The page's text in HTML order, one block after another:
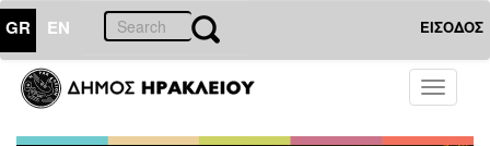
GR EN ΕΙΣΟΔΟΣ
Toggle
ΔΗΜΟΣ
Διακηρύξεις